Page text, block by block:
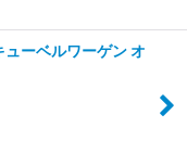
ーベルワーゲン オ